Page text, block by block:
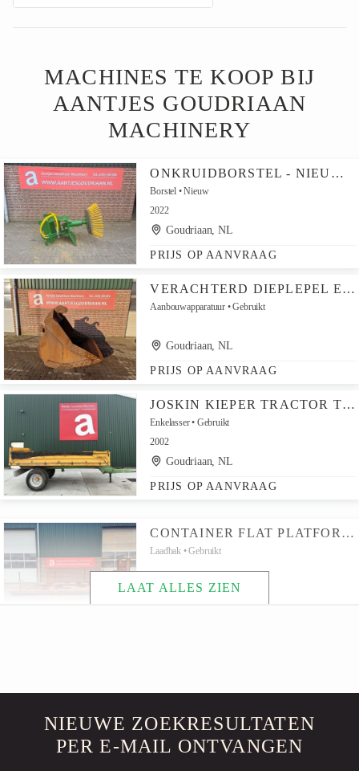
MACHINES TE KOOP BIJ
AANTJES GOUDRIAAN
MACHINERY
ONKRUIDBORSTEL - NIEUW SWEEPER BRUSH
Borstel
Nieuw
2022
Goudriaan, NL
PRIJS OP AANVRAAG
VERACHTERD DIEPLEPEL EXCAVATOR BUCKET
Aanbouwapparatuur Gebruikt
Goudriaan, NL
PRIJS OP AANVRAAG
JOSKIN KIEPER TRACTOR TRAILER
Enkelasser
Gebruikt
2002
Goudriaan, NL
PRIJS OP AANVRAAG
CONTAINER FLAT PLATFORM TRUCK BODY
Laadbak Gebruikt
Goudriaan, NL
PRIJS OP AANVRAAG
LAAT ALLES ZIEN
NIEUWE ZOEKRESULTATEN
PER E-MAIL ONTVANGEN